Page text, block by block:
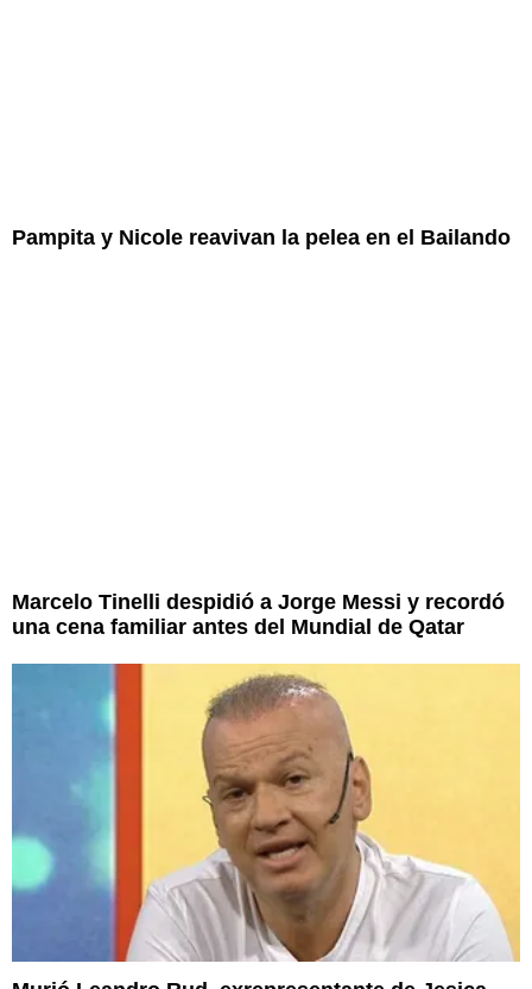
Pampita y Nicole reavivan la pelea en el Bailando
Marcelo Tinelli despidió a Jorge Messi y recordó
una cena familiar antes del Mundial de Qatar